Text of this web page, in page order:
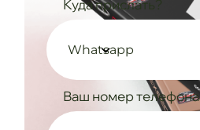
Куда прислать?
Whatsapp
Ваш номер телефона